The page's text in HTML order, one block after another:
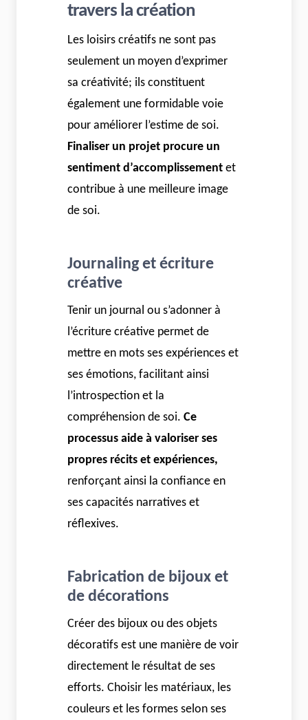
travers la création
Les loisirs créatifs ne sont pas
seulement un moyen d’exprimer
sa créativité; ils constituent
également une formidable voie
pour améliorer l’estime de soi.
Finaliser un projet procure un
sentiment d’accomplissement et
contribue à une meilleure image
de soi.
Journaling et écriture
créative
Tenir un journal ou s’adonner à
l’écriture créative permet de
mettre en mots ses expériences et
ses émotions, facilitant ainsi
l’introspection et la
compréhension de soi. Ce
processus aide à valoriser ses
propres récits et expériences,
renforçant ainsi la confiance en
ses capacités narratives et
réflexives.
Fabrication de bijoux et
de décorations
Créer des bijoux ou des objets
décoratifs est une manière de voir
directement le résultat de ses
efforts. Choisir les matériaux, les
couleurs et les formes selon ses